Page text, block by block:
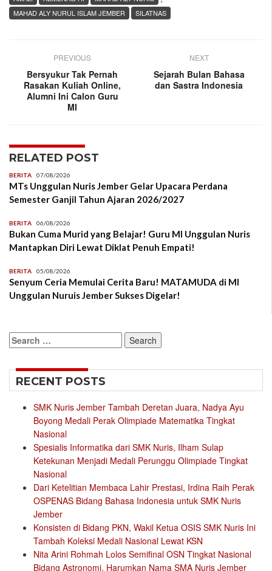
MAHAD ALY NURUL ISLAM JEMBER
SILATNAS
PREVIOUS
Bersyukur Tak Pernah
Rasakan Kuliah Online,
Alumni Ini Calon Guru
MI
NEXT
Sejarah Bulan Bahasa
dan Sastra Indonesia
RELATED POST
BERITA 07/08/2026
MTs Unggulan Nuris Jember Gelar Upacara Perdana
Semester Ganjil Tahun Ajaran 2026/2027
BERITA 06/08/2026
Bukan Cuma Murid yang Belajar! Guru MI Unggulan Nuris
Mantapkan Diri Lewat Diklat Penuh Empati!
BERITA 05/08/2026
Senyum Ceria Memulai Cerita Baru! MATAMUDA di MI
Unggulan Nuruis Jember Sukses Digelar!
Search
for:
RECENT POSTS
SMK Nuris Jember Tambah Deretan Juara, Nadya Ayu
Boyong Medali Perak Olimpiade Matematika Tingkat
Nasional
Spesialis Informatika dari SMK Nuris, Ilham Sulap
Ketekunan Menjadi Medali Perunggu Olimpiade Tingkat
Nasional
Dari Ketelitian Membaca Lahir Prestasi, Irdina Raih Perak
OSPENAS Bidang Bahasa Indonesia untuk SMK Nuris
Jember
Konsisten di Bidang PKN, Wakil Ketua OSIS SMK Nuris Ini
Tambah Koleksi Medali Nasional Lewat KSN
Nita Arini Rohmah Lolos Semifinal OSN Tingkat Nasional
Bidang Astronomi, Harumkan Nama SMA Nuris Jember